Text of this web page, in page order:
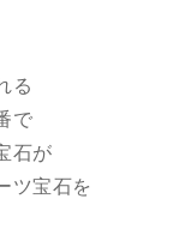
る
で
石が
ツ宝石を